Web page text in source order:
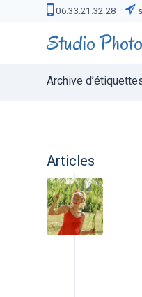
06.33.21.32.28
Studio
Archive
Articles